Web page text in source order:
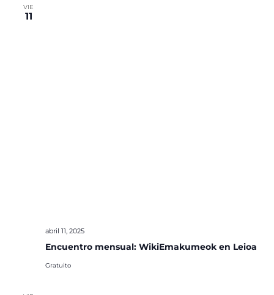
VIE
11
Encuentro mensual: WikiEmakumeok en Leioa
abril 11, 2025
Gratuito